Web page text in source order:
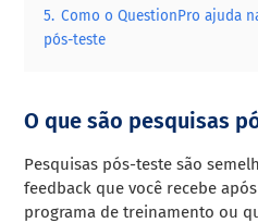
5. Como o QuestionPro ajuda
pós-teste
O que são pesquisas
Pesquisas pós-teste são
feedback que você recebe
programa de treinamento ou